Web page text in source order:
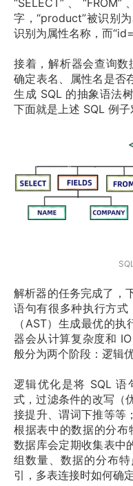
“SELECT”、
字，“product”被识别
识别为属性名称，而
接着，解析器会查询数
确定表名、属性名是否
生成 SQL 的抽象语法
下面就是上述 SQL 例子
解析器的任务完成了，
语句有很多种执行方
（AST）生成最优的
器会从计算复杂度和
般分为两个阶段：逻辑
逻辑优化是将 SQL
式，过滤条件的改写（
接提升、谓词下推等等
根据表中的数据的分布
数据库会定期收集表中
组数量、数据的分布
引，多表连接时如何确